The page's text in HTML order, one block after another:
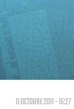
11 OCTOBRE 2011 - 15:27